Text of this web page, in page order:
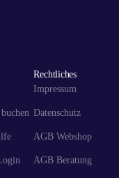
Rechtliches
Impressum
Datenschutz
AGB Webshop
AGB Beratung